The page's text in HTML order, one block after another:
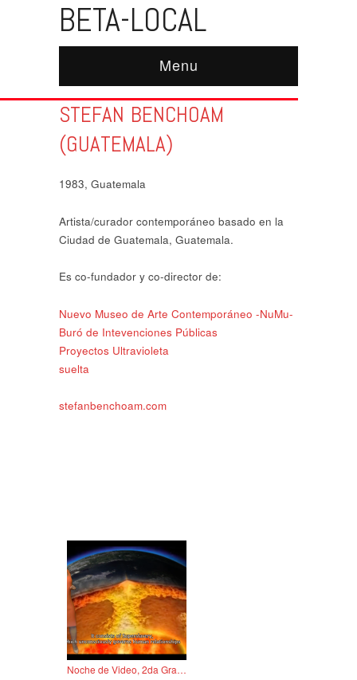
BETA-LOCAL
Menu
STEFAN BENCHOAM
(GUATEMALA)
1983, Guatemala
Artista/curador contemporáneo basado en la
Ciudad de Guatemala, Guatemala.
Es co-fundador y co-director de:
Nuevo Museo de Arte Contemporáneo -NuMu-
Buró de Intevenciones Públicas
Proyectos Ultravioleta
suelta
stefanbenchoam.com
Noche de Video, 2da Gran Bienal Tropical